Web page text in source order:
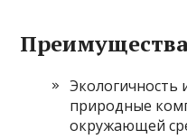
Экологичность
природные
окружающей